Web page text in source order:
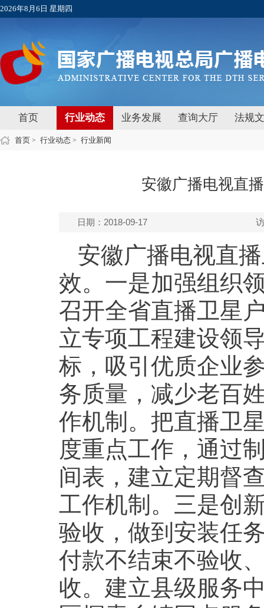
2026年8月6日 星期四
首页 行业动态 业务发展 查询大厅 法规
首页 > 行业动态 > 行业新闻
安徽广播电视直
日期：2018-09-17
安徽广播电视直
效。一是加强组织
召开全省直播卫星
立专项工程建设领
标，吸引优质企业
务质量，减少老百
作机制。把直播卫
度重点工作，通过
间表，建立定期督
工作机制。三是创
验收，做到安装任
付款不结束不验收
收。建立县级服务